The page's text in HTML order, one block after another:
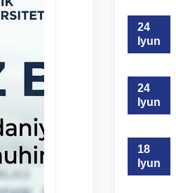
24
Iyun
24
Iyun
18
Iyun